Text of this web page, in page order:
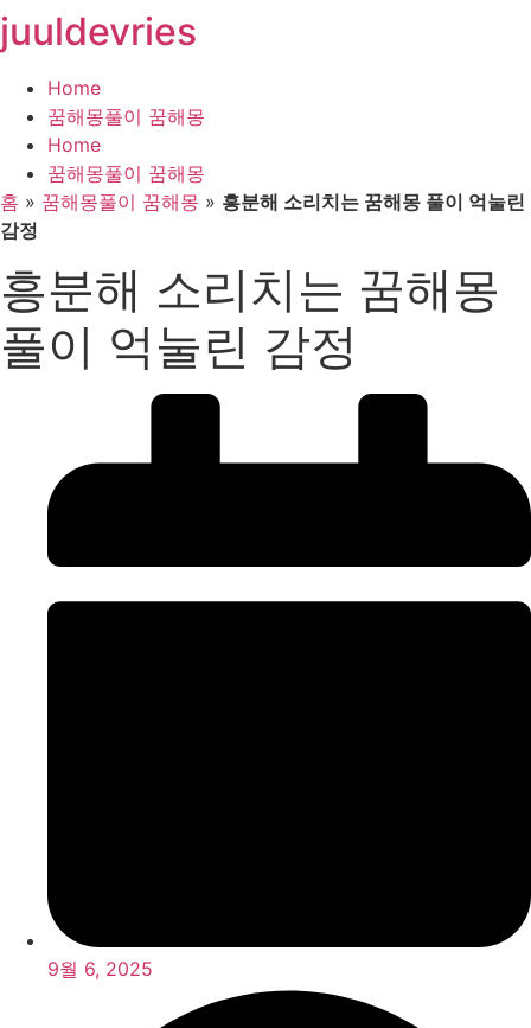
콘
텐
뛰
기
juuldevries
Home
꿈해몽풀이 꿈해몽
Home
꿈해몽풀이 꿈해몽
홈 » 꿈해몽풀이 꿈해몽 » 흥분해 소리치는 꿈해몽 풀이 억눌린
감정
흥분해 소리치는 꿈해몽
풀이 억눌린 감정
9월 6, 2025